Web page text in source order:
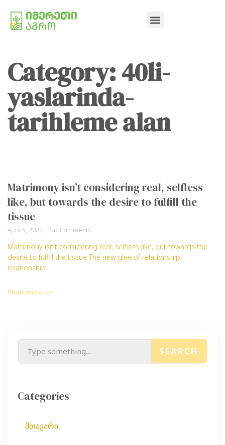
Category: 40li-
yaslarinda-
tarihleme alan
Matrimony isn’t considering real, selfless
like, but towards the desire to fulfill the
tissue
April 5, 2022 No Comments
Matrimony isn’t considering real, selfless like, but towards the
desire to fulfill the tissue The new glee of relationship
relationship
Read more ⟶
SEARCH
Categories
მთავარი